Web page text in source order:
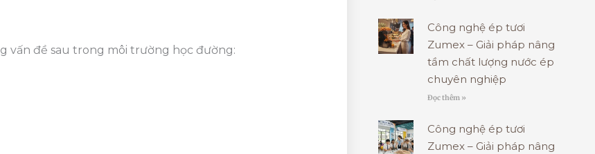
vấn đề sau trong môi trường học đường:
Công nghệ ép tươi
Zumex – Giải pháp nâng
tầm chất lượng nước ép
chuyên nghiệp
Đọc thêm »
Công nghệ ép tươi
Zumex – Giải pháp nâng